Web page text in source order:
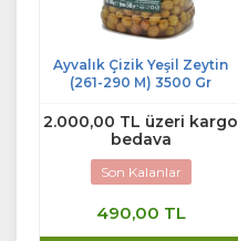
Ayvalık Çizik Yeşil Zeytin
(261-290 M) 3500 Gr
2.000,00 TL üzeri kargo
bedava
Son Kalanlar
490,00 TL